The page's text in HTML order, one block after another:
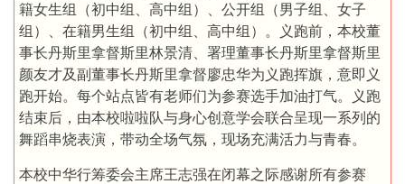
籍女生组（初中组、高中组）、公开组（男子组、女子
组）、在籍男生组（初中组、高中组）。义跑前，本校董
事长丹斯里拿督斯里林景清、署理董事长丹斯里拿督斯里
颜友才及副董事长丹斯里拿督廖忠华为义跑挥旗，意即义
跑开始。每个站点皆有老师们为参赛选手加油打气。义跑
结束后，由本校啦啦队与身心创意学会联合呈现一系列的
舞蹈串烧表演，带动全场气氛，现场充满活力与青春。
本校中华行筹委会主席王志强在闭幕之际感谢所有参赛